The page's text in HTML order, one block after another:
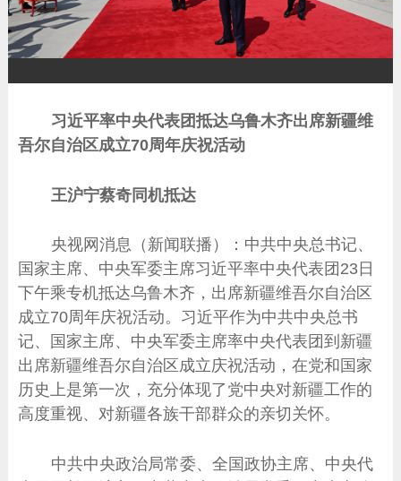
放
习近平率中央代表团抵达乌鲁木齐出席新疆维
吾尔自治区成立70周年庆祝活动
王沪宁蔡奇同机抵达
央视网消息（新闻联播）：中共中央总书记、
国家主席、中央军委主席习近平率中央代表团23日
下午乘专机抵达乌鲁木齐，出席新疆维吾尔自治区
成立70周年庆祝活动。习近平作为中共中央总书
记、国家主席、中央军委主席率中央代表团到新疆
出席新疆维吾尔自治区成立庆祝活动，在党和国家
历史上是第一次，充分体现了党中央对新疆工作的
高度重视、对新疆各族干部群众的亲切关怀。
中共中央政治局常委、全国政协主席、中央代